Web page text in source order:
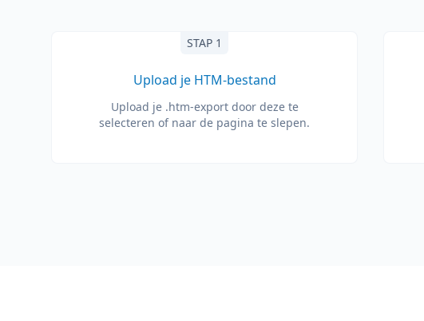
STAP 1
Upload je HTM-bestand
Upload je .htm-export door deze te
selecteren of naar de pagina te slepen.